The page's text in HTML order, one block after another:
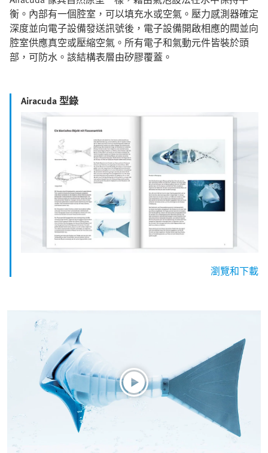
衡。內部有一個腔室，可以填充水或空氣。壓力感測器確定
深度並向電子設備發送訊號後，電子設備開啟相應的閥並向
腔室供應真空或壓縮空氣。所有電子和氣動元件皆裝於頭
部，可防水。該結構表層由矽膠覆蓋。
Airacuda 型錄
瀏覽和下載